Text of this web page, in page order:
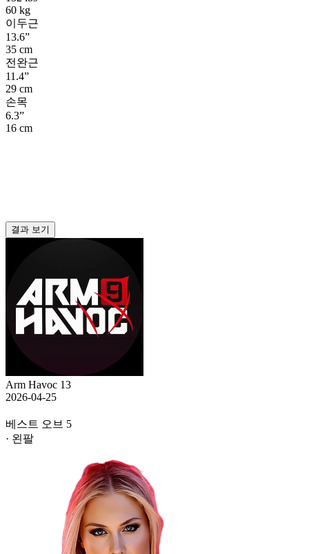
60 kg
이두근
13.6”
35 cm
전완근
11.4”
29 cm
손목
6.3”
16 cm
결과 보기
Arm Havoc 13
2026-04-25
베스트 오브 5
· 왼팔